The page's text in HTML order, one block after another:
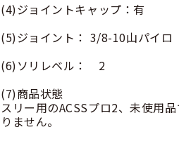
(4)ジョイントキャップ：有
(5)ジョイント： 3/8-10山パイロ
(6)ソリレベル： 2
(7)商品状態
スリー用のACSSプロ2、未使用
りません。